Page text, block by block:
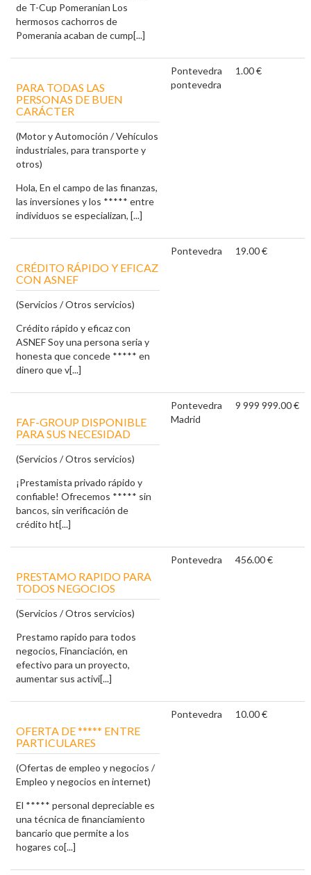
de T-Cup Pomeranian Los
hermosos cachorros de
Pomerania acaban de cump[...]
PARA TODAS LAS
PERSONAS DE BUEN
CARÁCTER
(Motor y Automoción / Vehículos
industriales, para transporte y
otros)
Hola, En el campo de las finanzas,
las inversiones y los ***** entre
individuos se especializan, [...]
Pontevedra
pontevedra
1.00 €
CRÉDITO RÁPIDO Y EFICAZ
CON ASNEF
(Servicios / Otros servicios)
Crédito rápido y eficaz con
ASNEF Soy una persona seria y
honesta que concede ***** en
dinero que v[...]
Pontevedra 19.00 €
FAF-GROUP DISPONIBLE
PARA SUS NECESIDAD
(Servicios / Otros servicios)
¡Prestamista privado rápido y
confiable! Ofrecemos ***** sin
bancos, sin verificación de
crédito ht[...]
Pontevedra
Madrid
9 999 999.00 €
PRESTAMO RAPIDO PARA
TODOS NEGOCIOS
(Servicios / Otros servicios)
Prestamo rapido para todos
negocios, Financiación, en
efectivo para un proyecto,
aumentar sus activi[...]
Pontevedra 456.00 €
OFERTA DE ***** ENTRE
PARTICULARES
(Ofertas de empleo y negocios /
Empleo y negocios en internet)
El ***** personal depreciable es
una técnica de financiamiento
bancario que permite a los
hogares co[...]
Pontevedra 10.00 €